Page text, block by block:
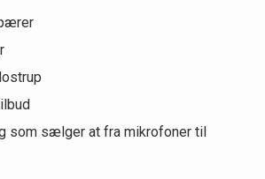
som sælger at fra mikrofoner til